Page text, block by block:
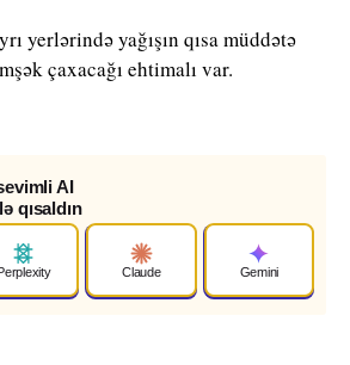
yerlərində yağışın qısa müddətə
çaxacağı ehtimalı var.
AI
qısaldın
Claude Gemini